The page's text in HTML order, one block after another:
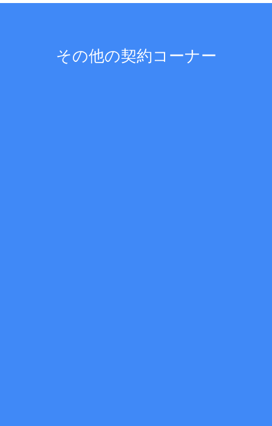
その他の契約コーナー